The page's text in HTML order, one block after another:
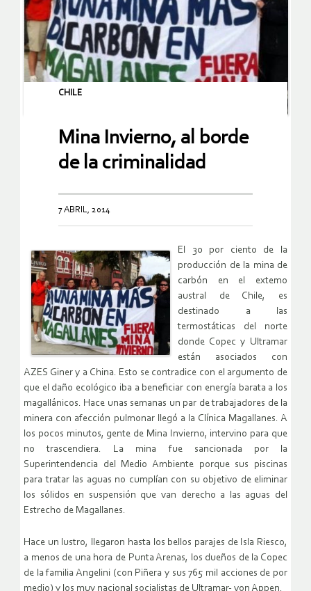
CHILE
Mina Invierno, al borde
de la criminalidad
7 ABRIL, 2014
El 30 por ciento de la
producción de la mina de
carbón en el extemo
austral de Chile, es
destinado a las
termostáticas del norte
donde Copec y Ultramar
están asociados con
AZES Giner y a China. Esto se contradice con el argumento de
que el daño ecológico iba a beneficiar con energía barata a los
magallánicos. Hace unas semanas un par de trabajadores de la
minera con afección pulmonar llegó a la Clínica Magallanes. A
los pocos minutos, gente de Mina Invierno, intervino para que
no trascendiera. La mina fue sancionada por la
Superintendencia del Medio Ambiente porque sus piscinas
para tratar las aguas no cumplían con su objetivo de eliminar
los sólidos en suspensión que van derecho a las aguas del
Estrecho de Magallanes.
Hace un lustro, llegaron hasta los bellos parajes de Isla Riesco,
a menos de una hora de Punta Arenas, los dueños de la Copec
de la familia Angelini (con Piñera y sus 765 mil acciones de por
medio) y los muy nacional socialistas de Ultramar- von Appen.